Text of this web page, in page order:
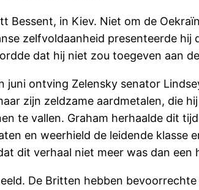
in Kiev. Niet om de
zelfvoldaanheid presenteerde
dat hij niet zou toegeven aan
ontving Zelensky senator
zijn zeldzame aardmetalen, die
te vallen. Graham herhaalde dit
en weerhield de leidende klasse
dit verhaal niet meer was dan
De Britten hebben